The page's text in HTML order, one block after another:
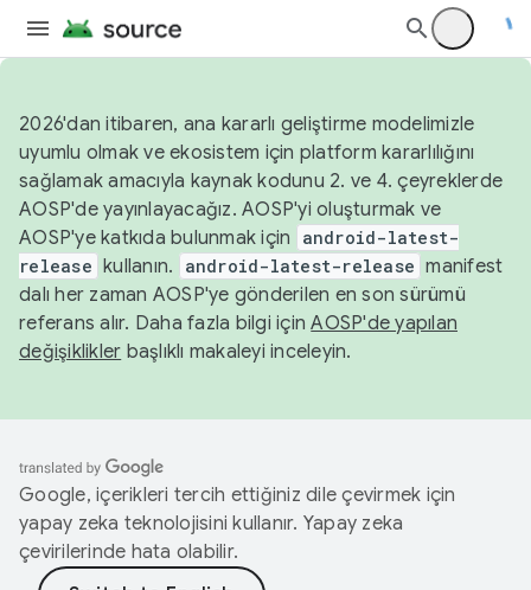
2026'dan itibaren, ana kararlı geliştirme modelimizle
uyumlu olmak ve ekosistem için platform kararlılığını
sağlamak amacıyla kaynak kodunu 2. ve 4. çeyreklerde
AOSP'de yayınlayacağız. AOSP'yi oluşturmak ve
AOSP'ye katkıda bulunmak için
android-latest-
release kullanın. android-latest-release manifest
dalı her zaman AOSP'ye gönderilen en son sürümü
referans alır. Daha fazla bilgi içinAOSP'de yapılan
değişiklikler başlıklı makaleyi inceleyin.
Google, içerikleri tercih ettiğiniz dile çevirmek için
yapay zeka teknolojisini kullanır. Yapay zeka
çevirilerinde hata olabilir.